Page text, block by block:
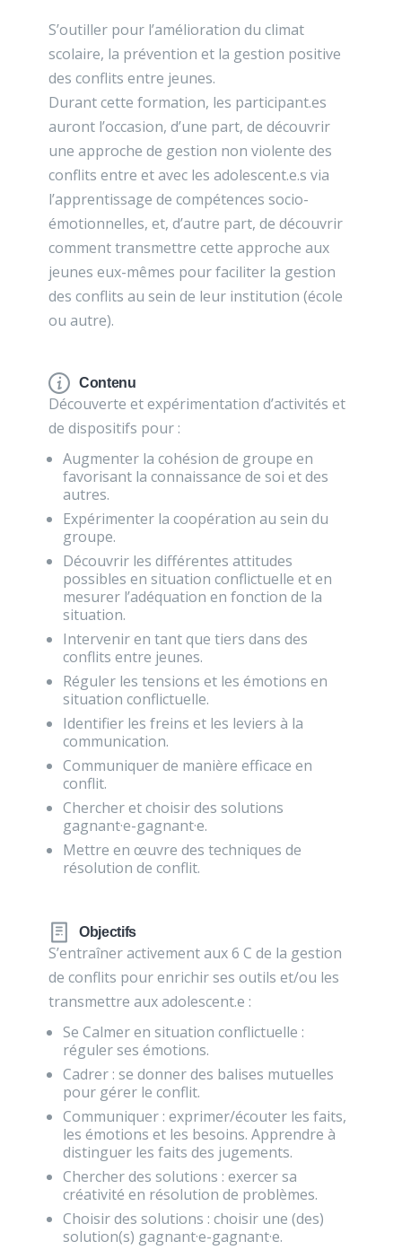
S’outiller pour l’amélioration du climat
scolaire, la prévention et la gestion positive
des conflits entre jeunes.
Durant cette formation, les participant.es
auront l’occasion, d’une part, de découvrir
une approche de gestion non violente des
conflits entre et avec les adolescent.e.s via
l’apprentissage de compétences socio-
émotionnelles, et, d’autre part, de découvrir
comment transmettre cette approche aux
jeunes eux-mêmes pour faciliter la gestion
des conflits au sein de leur institution (école
ou autre).
Contenu
Découverte et expérimentation d’activités et
de dispositifs pour :
Augmenter la cohésion de groupe en
favorisant la connaissance de soi et des
autres.
Expérimenter la coopération au sein du
groupe.
Découvrir les différentes attitudes
possibles en situation conflictuelle et en
mesurer l’adéquation en fonction de la
situation.
Intervenir en tant que tiers dans des
conflits entre jeunes.
Réguler les tensions et les émotions en
situation conflictuelle.
Identifier les freins et les leviers à la
communication.
Communiquer de manière efficace en
conflit.
Chercher et choisir des solutions
gagnant·e-gagnant·e.
Mettre en œuvre des techniques de
résolution de conflit.
Objectifs
S’entraîner activement aux 6 C de la gestion
de conflits pour enrichir ses outils et/ou les
transmettre aux adolescent.e :
Se Calmer en situation conflictuelle :
réguler ses émotions.
Cadrer : se donner des balises mutuelles
pour gérer le conflit.
Communiquer : exprimer/écouter les faits,
les émotions et les besoins. Apprendre à
distinguer les faits des jugements.
Chercher des solutions : exercer sa
créativité en résolution de problèmes.
Choisir des solutions : choisir une (des)
solution(s) gagnant·e-gagnant·e.